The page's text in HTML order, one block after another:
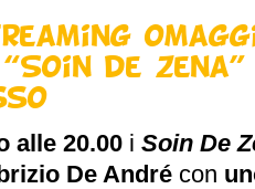
de
alle 20.00 i Soin De
De André con